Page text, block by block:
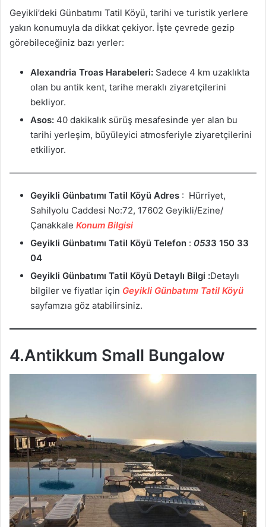
Geyikli’deki Günbatımı Tatil Köyü, tarihi ve turistik yerlere
yakın konumuyla da dikkat çekiyor. İşte çevrede gezip
görebileceğiniz bazı yerler:
Alexandria Troas Harabeleri: Sadece 4 km uzaklıkta
olan bu antik kent, tarihe meraklı ziyaretçilerini
bekliyor.
Asos: 40 dakikalık sürüş mesafesinde yer alan bu
tarihi yerleşim, büyüleyici atmosferiyle ziyaretçilerini
etkiliyor.
Geyikli Günbatımı Tatil Köyü Adres : Hürriyet,
Sahilyolu Caddesi No:72, 17602 Geyikli/Ezine/
Çanakkale Konum Bilgisi
Geyikli Günbatımı Tatil Köyü Telefon : 0533 150 33
04
Geyikli Günbatımı Tatil Köyü Detaylı Bilgi :Detaylı
bilgiler ve fiyatlar için Geyikli Günbatımı Tatil Köyü
sayfamzıa göz atabilirsiniz.
4.Antikkum Small Bungalow